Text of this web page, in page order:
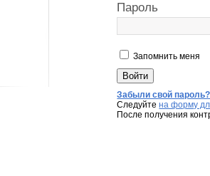
Пароль
Запомнить меня
Забыли свой пароль?
Следуйтена форму
После получения